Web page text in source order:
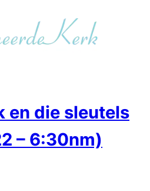
en die sleutels
– 6:30nm)